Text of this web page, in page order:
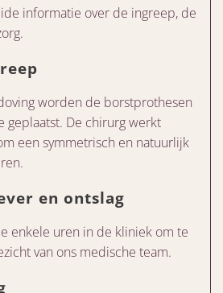
informatie over de ingreep, de
worden de borstprothesen
geplaatst. De chirurg werkt
een symmetrisch en natuurlijk
en ontslag
enkele uren in de kliniek om te
van ons medische team.